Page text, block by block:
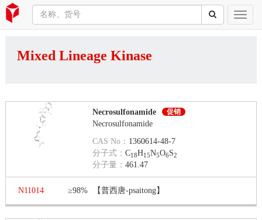
Mixed Lineage Kinase
Necrosulfonamide 促销
Necrosulfonamide
CAS No： 1360614-48-7
分子式：C18H15N5O6S2
分子量：461.47
N11014 ≥98% 【普西唐-psaitong】